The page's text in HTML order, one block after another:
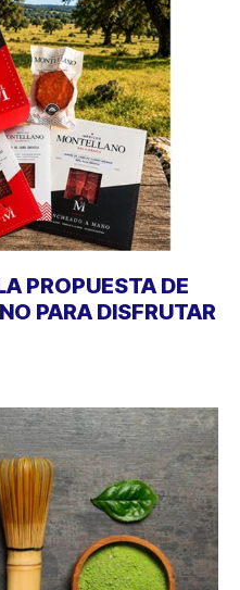
PROPUESTA DE
PARA DISFRUTAR